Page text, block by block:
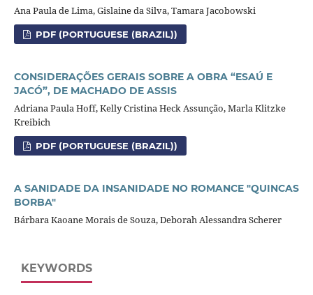
Ana Paula de Lima, Gislaine da Silva, Tamara Jacobowski
PDF (PORTUGUESE (BRAZIL))
CONSIDERAÇÕES GERAIS SOBRE A OBRA “ESAÚ E
JACÓ”, DE MACHADO DE ASSIS
Adriana Paula Hoff, Kelly Cristina Heck Assunção, Marla Klitzke
Kreibich
PDF (PORTUGUESE (BRAZIL))
A SANIDADE DA INSANIDADE NO ROMANCE "QUINCAS
BORBA"
Bárbara Kaoane Morais de Souza, Deborah Alessandra Scherer
KEYWORDS